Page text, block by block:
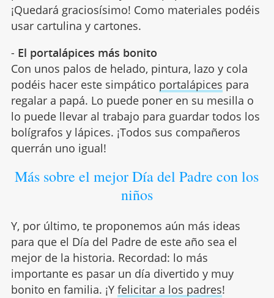
¡Quedará graciosísimo! Como materiales podéis
usar cartulina y cartones.
- El portalápices más bonito
Con unos palos de helado, pintura, lazo y cola
podéis hacer este simpático portalápices para
regalar a papá. Lo puede poner en su mesilla o
lo puede llevar al trabajo para guardar todos los
bolígrafos y lápices. ¡Todos sus compañeros
querrán uno igual!
Más sobre el mejor Día del Padre con los
niños
Y, por último, te proponemos aún más ideas
para que el Día del Padre de este año sea el
mejor de la historia. Recordad: lo más
importante es pasar un día divertido y muy
bonito en familia. ¡Y felicitar a los padres!